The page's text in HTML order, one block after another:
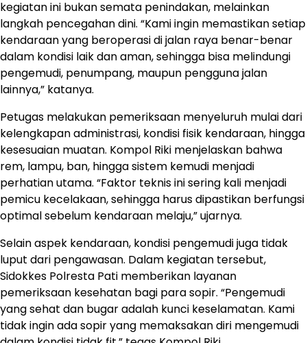
kegiatan ini bukan semata penindakan, melainkan
langkah pencegahan dini. “Kami ingin memastikan setiap
kendaraan yang beroperasi di jalan raya benar-benar
dalam kondisi laik dan aman, sehingga bisa melindungi
pengemudi, penumpang, maupun pengguna jalan
lainnya,” katanya.
Petugas melakukan pemeriksaan menyeluruh mulai dari
kelengkapan administrasi, kondisi fisik kendaraan, hingga
kesesuaian muatan. Kompol Riki menjelaskan bahwa
rem, lampu, ban, hingga sistem kemudi menjadi
perhatian utama. “Faktor teknis ini sering kali menjadi
pemicu kecelakaan, sehingga harus dipastikan berfungsi
optimal sebelum kendaraan melaju,” ujarnya.
Selain aspek kendaraan, kondisi pengemudi juga tidak
luput dari pengawasan. Dalam kegiatan tersebut,
Sidokkes Polresta Pati memberikan layanan
pemeriksaan kesehatan bagi para sopir. “Pengemudi
yang sehat dan bugar adalah kunci keselamatan. Kami
tidak ingin ada sopir yang memaksakan diri mengemudi